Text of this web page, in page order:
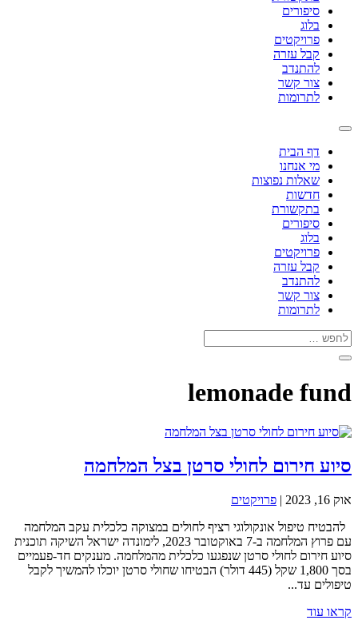
סיפורים
בלוג
פרויקטים
קבל עזרה
להתנדב
צור קשר
לתרומות
דף הבית
מי אנחנו
שאלות נפוצות
חדשות
בתקשורת
סיפורים
בלוג
פרויקטים
קבל עזרה
להתנדב
צור קשר
לתרומות
lemonade fund
סיוע חירום לחולי סרטן בצל המלחמה
אוק 16, 2023 | פרויקטים
להבטיח טיפול אונקולוגי רציף לחולים במצוקה כלכלית עקב המלחמה
עם פרוץ המלחמה ב-7 באוקטובר 2023, לימונדה ישראל השיקה תוכנית
סיוע חירום לחולי סרטן שנפגעו כלכלית מהמלחמה. מענקים חד-פעמיים
בסך 1,800 שקל (445 דולר) הבטיחו שחולי סרטן יוכלו להמשיך לקבל
טיפולים עד...
קראו עוד